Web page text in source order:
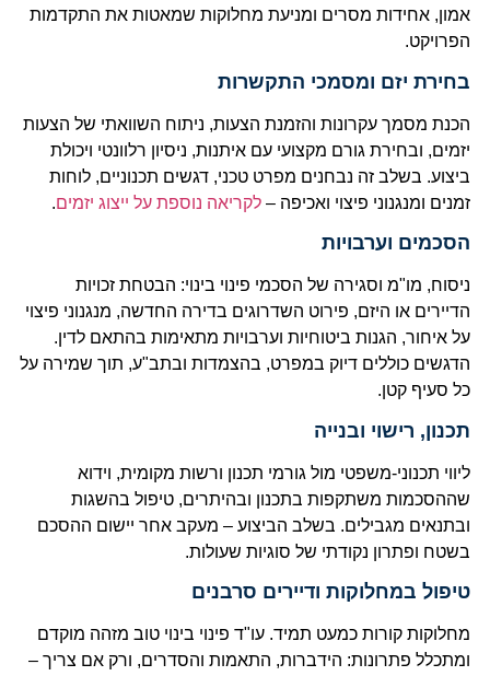
אמון, אחידות מסרים ומניעת מחלוקות שמאטות את התקדמות
הפרויקט.
בחירת יזם ומסמכי התקשרות
הכנת מסמך עקרונות והזמנת הצעות, ניתוח השוואתי של הצעות
יזמים, ובחירת גורם מקצועי עם איתנות, ניסיון רלוונטי ויכולת
ביצוע. בשלב זה נבחנים מפרט טכני, דגשים תכנוניים, לוחות
זמנים ומנגנוני פיצוי ואכיפה – לקריאה נוספת על ייצוג יזמים.
הסכמים וערבויות
ניסוח, מו"מ וסגירה של הסכמי פינוי בינוי: הבטחת זכויות
הדיירים או היזם, פירוט השדרוגים בדירה החדשה, מנגנוני פיצוי
על איחור, הגנות ביטוחיות וערבויות מתאימות בהתאם לדין.
הדגשים כוללים דיוק במפרט, בהצמדות ובתב"ע, תוך שמירה על
כל סעיף קטן.
תכנון, רישוי ובנייה
ליווי תכנוני-משפטי מול גורמי תכנון ורשות מקומית, וידוא
שההסכמות משתקפות בתכנון ובהיתרים, טיפול בהשגות
ובתנאים מגבילים. בשלב הביצוע – מעקב אחר יישום ההסכם
בשטח ופתרון נקודתי של סוגיות שעולות.
טיפול במחלוקות ודיירים סרבנים
מחלוקות קורות כמעט תמיד. עו"ד פינוי בינוי טוב מזהה מוקדם
ומתכלל פתרונות: הידברות, התאמות והסדרים, ורק אם צריך –